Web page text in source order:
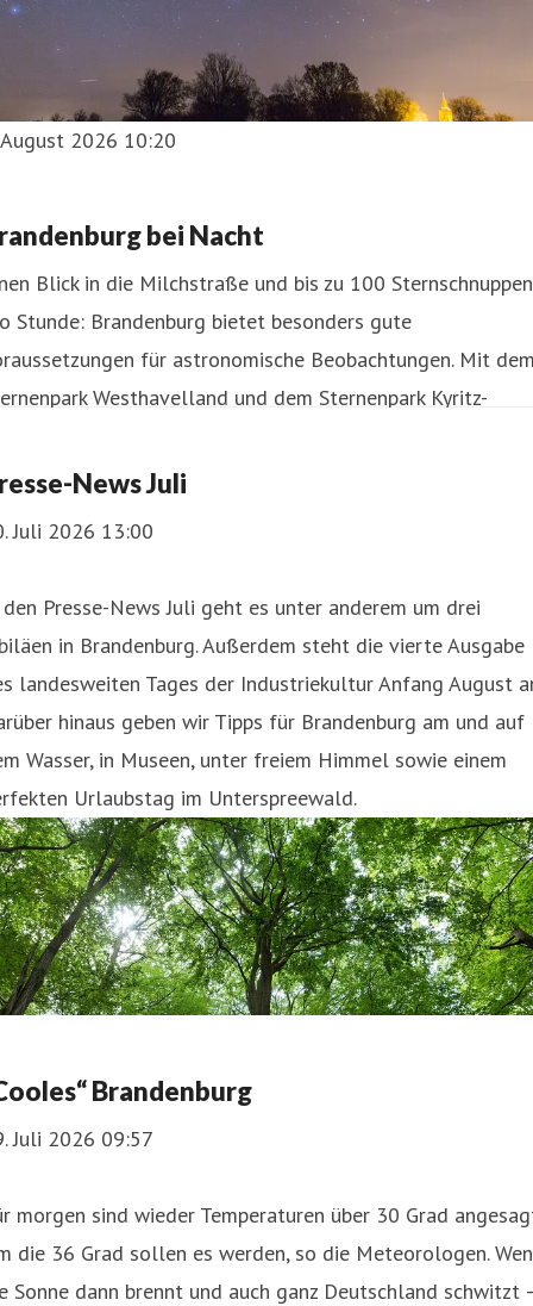
2026 10:20
bei Nacht
Blick in die Milchstraße und bis zu 100 Sternschnuppen
Stunde: Brandenburg bietet besonders gute
für astronomische Beobachtungen. Mit
Westhavelland und dem Sternenpark Kyritz-
in denen die natürliche Dunkelheit gezielt geschützt
News Juli
Juli 2026 13:00
Presse-News Juli geht es unter anderem um drei
in Brandenburg. Außerdem steht die vierte Ausgabe
landesweiten Tages der Industriekultur Anfang August
hinaus geben wir Tipps für Brandenburg am und auf
Wasser, in Museen, unter freiem Himmel sowie einem
Urlaubstag im Unterspreewald.
Brandenburg
Juli 2026 09:57
morgen sind wieder Temperaturen über 30 Grad
die 36 Grad sollen es werden, so die Meteorologen.
Sonne dann brennt und auch ganz Deutschland schwitzt